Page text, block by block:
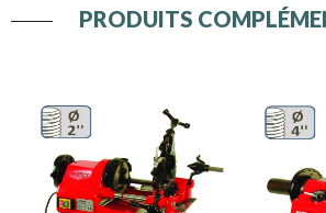
PRODUITS